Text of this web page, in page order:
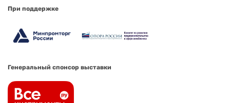
При поддержке
Генеральный спонсор выставки